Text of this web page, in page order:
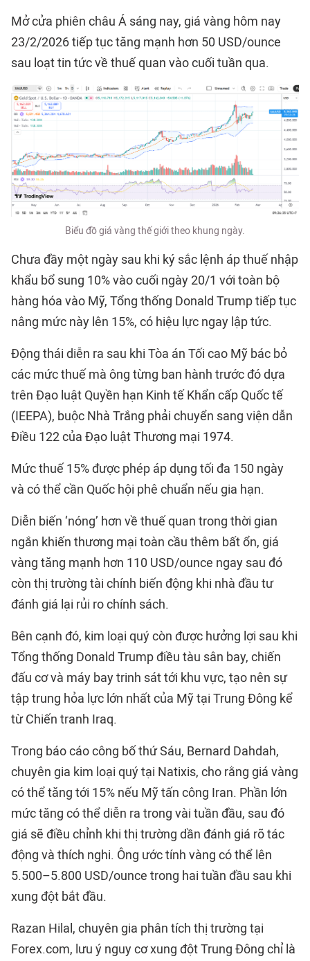
Mở cửa phiên châu Á sáng nay, giá vàng hôm nay
23/2/2026 tiếp tục tăng mạnh hơn 50 USD/ounce
sau loạt tin tức về thuế quan vào cuối tuần qua.
Biểu đồ giá vàng thế giới theo khung ngày.
Chưa đầy một ngày sau khi ký sắc lệnh áp thuế nhập
khẩu bổ sung 10% vào cuối ngày 20/1 với toàn bộ
hàng hóa vào Mỹ, Tổng thống Donald Trump tiếp tục
nâng mức này lên 15%, có hiệu lực ngay lập tức.
Động thái diễn ra sau khi Tòa án Tối cao Mỹ bác bỏ
các mức thuế mà ông từng ban hành trước đó dựa
trên Đạo luật Quyền hạn Kinh tế Khẩn cấp Quốc tế
(IEEPA), buộc Nhà Trắng phải chuyển sang viện dẫn
Điều 122 của Đạo luật Thương mại 1974.
Mức thuế 15% được phép áp dụng tối đa 150 ngày
và có thể cần Quốc hội phê chuẩn nếu gia hạn.
Diễn biến ‘nóng’ hơn về thuế quan trong thời gian
ngắn khiến thương mại toàn cầu thêm bất ổn, giá
vàng tăng mạnh hơn 110 USD/ounce ngay sau đó
còn thị trường tài chính biến động khi nhà đầu tư
đánh giá lại rủi ro chính sách.
Bên cạnh đó, kim loại quý còn được hưởng lợi sau khi
Tổng thống Donald Trump điều tàu sân bay, chiến
đấu cơ và máy bay trinh sát tới khu vực, tạo nên sự
tập trung hỏa lực lớn nhất của Mỹ tại Trung Đông kể
từ Chiến tranh Iraq.
Trong báo cáo công bố thứ Sáu, Bernard Dahdah,
chuyên gia kim loại quý tại Natixis, cho rằng giá vàng
có thể tăng tới 15% nếu Mỹ tấn công Iran. Phần lớn
mức tăng có thể diễn ra trong vài tuần đầu, sau đó
giá sẽ điều chỉnh khi thị trường dần đánh giá rõ tác
động và thích nghi. Ông ước tính vàng có thể lên
5.500–5.800 USD/ounce trong hai tuần đầu sau khi
xung đột bắt đầu.
Razan Hilal, chuyên gia phân tích thị trường tại
Forex.com, lưu ý nguy cơ xung đột Trung Đông chỉ là